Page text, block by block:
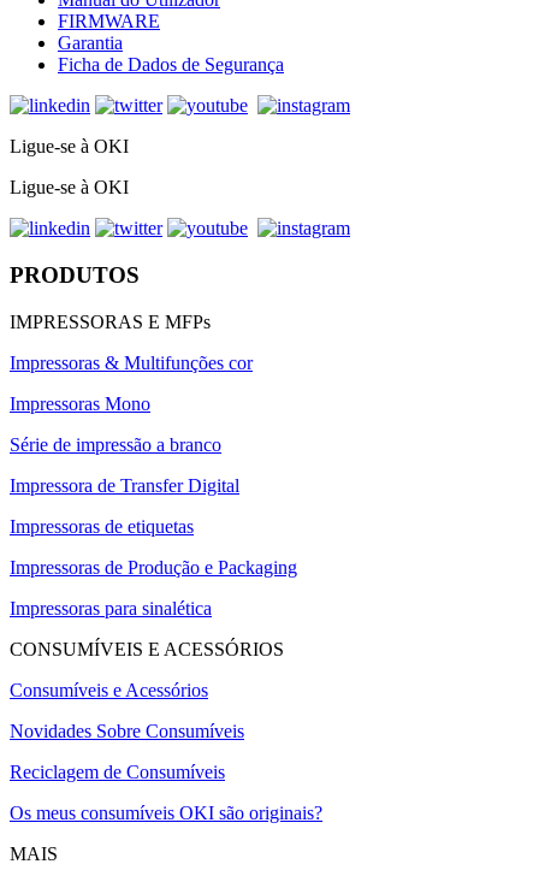
FIRMWARE
Garantia
Ficha de Dados de Segurança
Ligue-se à OKI
Ligue-se à OKI
PRODUTOS
IMPRESSORAS E MFPs
Impressoras & Multifunções cor
Impressoras Mono
Série de impressão a branco
Impressora de Transfer Digital
Impressoras de etiquetas
Impressoras de Produção e Packaging
Impressoras para sinalética
CONSUMÍVEIS E ACESSÓRIOS
Consumíveis e Acessórios
Novidades Sobre Consumíveis
Reciclagem de Consumíveis
Os meus consumíveis OKI são originais?
MAIS